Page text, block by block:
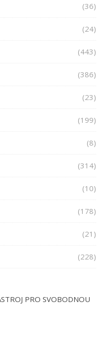
(36)
(24)
(443)
(386)
(23)
(199)
(8)
(314)
(10)
(178)
(21)
(228)
PRO SVOBODNOU